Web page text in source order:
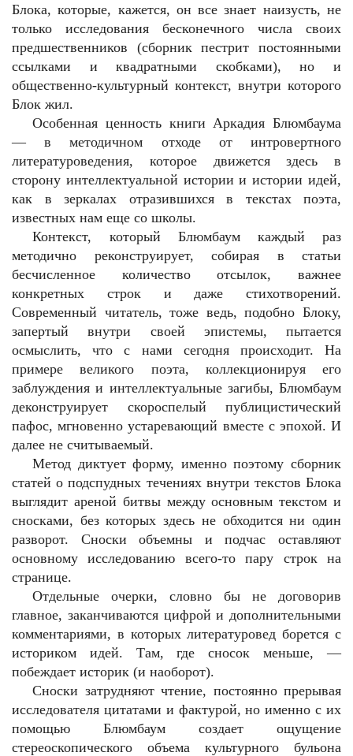
Блока, которые, кажется, он все знает наизусть, не
только исследования бесконечного числа своих
предшественников (сборник пестрит постоянными
ссылками и квадратными скобками), но и
общественно-культурный контекст, внутри которого
Блок жил.
Особенная ценность книги Аркадия Блюмбаума
— в методичном отходе от интровертного
литературоведения, которое движется здесь в
сторону интеллектуальной истории и истории идей,
как в зеркалах отразившихся в текстах поэта,
известных нам еще со школы.
Контекст, который Блюмбаум каждый раз
методично реконструирует, собирая в статьи
бесчисленное количество отсылок, важнее
конкретных строк и даже стихотворений.
Современный читатель, тоже ведь, подобно Блоку,
запертый внутри своей эпистемы, пытается
осмыслить, что с нами сегодня происходит. На
примере великого поэта, коллекционируя его
заблуждения и интеллектуальные загибы, Блюмбаум
деконструирует скороспелый публицистический
пафос, мгновенно устаревающий вместе с эпохой. И
далее не считываемый.
Метод диктует форму, именно поэтому сборник
статей о подспудных течениях внутри текстов Блока
выглядит ареной битвы между основным текстом и
сносками, без которых здесь не обходится ни один
разворот. Сноски объемны и подчас оставляют
основному исследованию всего-то пару строк на
странице.
Отдельные очерки, словно бы не договорив
главное, заканчиваются цифрой и дополнительными
комментариями, в которых литературовед борется с
историком идей. Там, где сносок меньше, —
побеждает историк (и наоборот).
Сноски затрудняют чтение, постоянно прерывая
исследователя цитатами и фактурой, но именно с их
помощью Блюмбаум создает ощущение
стереоскопического объема культурного бульона